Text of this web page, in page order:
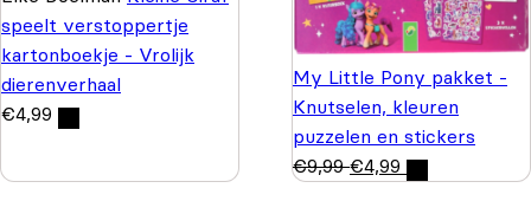
speelt verstoppertje
kartonboekje - Vrolijk
dierenverhaal
€4,99
My Little Pony pakket -
Knutselen, kleuren
puzzelen en stickers
€9,99 €4,99